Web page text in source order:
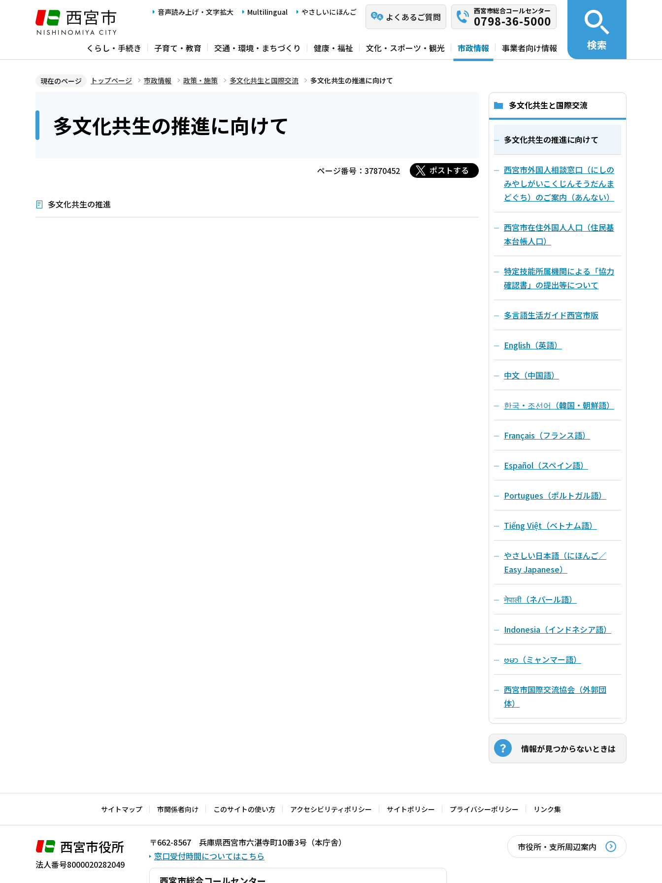
ジ
音声読み上げ・文字拡大 Multilingual やさしいにほんご よくあるご質問
西宮市総合コールセンター
0798-36-5000
くらし・手続き 子育て・教育 交通・環境・まちづくり 健康・福祉 文化・スポーツ・観光 市政情報 事業者向け情報 検索
現在のページ トップページ 市政情報 政策・施策 多文化共生と国際交流 多文化共生の推進に向けて
多文化共生の推進に向けて
ページ番号：37870452 ポストする
多文化共生の推進
多文化共生と国際交流
多文化共生の推進に向けて
西宮市外国人相談窓口（にしの
みやしがいこくじんそうだんま
どぐち）のご案内（あんない）
西宮市在住外国人人口（住民基
本台帳人口）
特定技能所属機関による「協力
確認書」の提出等について
多言語生活ガイド西宮市版
English（英語）
中文（中国語）
한국・조선어（韓国・朝鮮語）
Français（フランス語）
Español（スペイン語）
Portugues（ポルトガル語）
Tiếng Việt（ベトナム語）
やさしい日本語（にほんご／
Easy Japanese）
नेपाली（ネパール語）
Indonesia（インドネシア語）
ဗမာ（ミャンマー語）
西宮市国際交流協会（外郭団
体）
情報が見つからないときは
サイトマップ 市関係者向け このサイトの使い方 アクセシビリティポリシー サイトポリシー プライバシーポリシー リンク集
西宮市役所
法人番号8000020282049
〒662-8567 兵庫県西宮市六湛寺町10番3号（本庁舎）
窓口受付時間についてはこちら
市役所・支所周辺案内